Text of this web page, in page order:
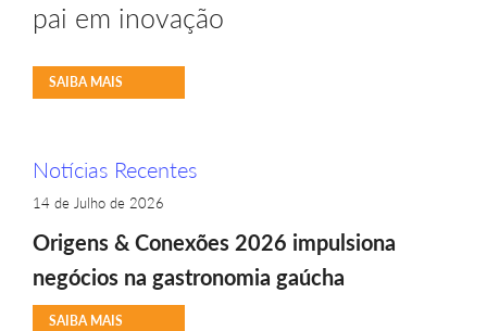
pai em inovação
SAIBA MAIS
Notícias Recentes
14 de Julho de 2026
Origens & Conexões 2026 impulsiona
negócios na gastronomia gaúcha
SAIBA MAIS